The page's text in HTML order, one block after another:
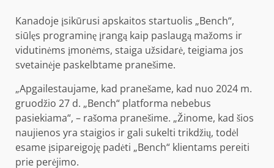
Kanadoje įsikūrusi apskaitos startuolis „Bench“,
siūlęs programinę įrangą kaip paslaugą mažoms ir
vidutinėms įmonėms, staiga užsidarė, teigiama jos
svetainėje paskelbtame pranešime.
„Apgailestaujame, kad pranešame, kad nuo 2024 m.
gruodžio 27 d. „Bench“ platforma nebebus
pasiekiama“, – rašoma pranešime. „Žinome, kad šios
naujienos yra staigios ir gali sukelti trikdžių, todėl
esame įsipareigoję padėti „Bench“ klientams pereiti
prie perėjimo.